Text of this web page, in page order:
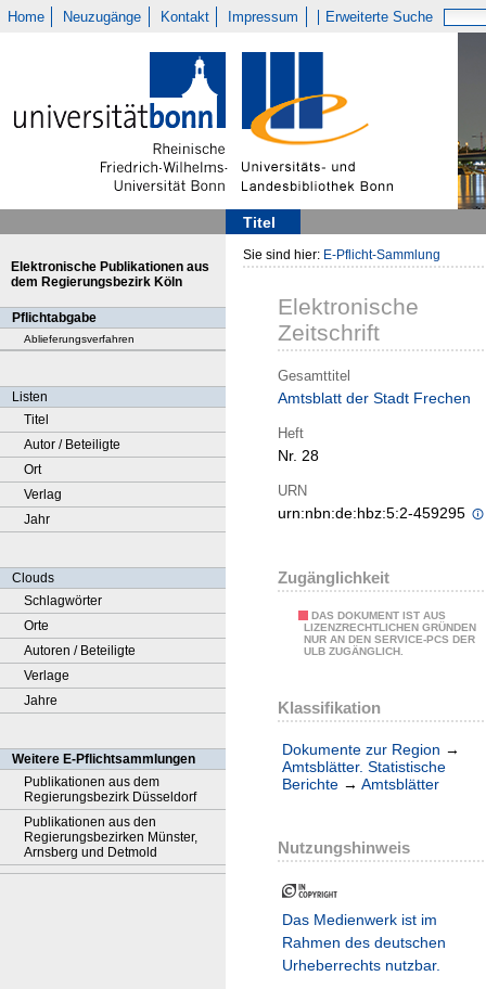
Home Neuzugänge Kontakt Impressum Erweiterte Suche
Titel
Elektronische Publikationen aus
dem Regierungsbezirk Köln
Pflichtabgabe
Ablieferungsverfahren
Listen
Titel
Autor / Beteiligte
Ort
Verlag
Jahr
Clouds
Schlagwörter
Orte
Autoren / Beteiligte
Verlage
Jahre
Weitere E-Pflichtsammlungen
Publikationen aus dem
Regierungsbezirk Düsseldorf
Publikationen aus den
Regierungsbezirken Münster,
Arnsberg und Detmold
Sie sind hier: E-Pflicht-Sammlung
Elektronische
Zeitschrift
Gesamttitel
Amtsblatt der Stadt Frechen
Heft
Nr. 28
URN
urn:nbn:de:hbz:5:2-459295
Zugänglichkeit
DAS DOKUMENT IST AUS
LIZENZRECHTLICHEN GRÜNDEN
NUR AN DEN SERVICE-PCS DER
ULB ZUGÄNGLICH.
Klassifikation
Dokumente zur Region →
Amtsblätter. Statistische
Berichte → Amtsblätter
Nutzungshinweis
Das Medienwerk ist im
Rahmen des deutschen
Urheberrechts nutzbar.